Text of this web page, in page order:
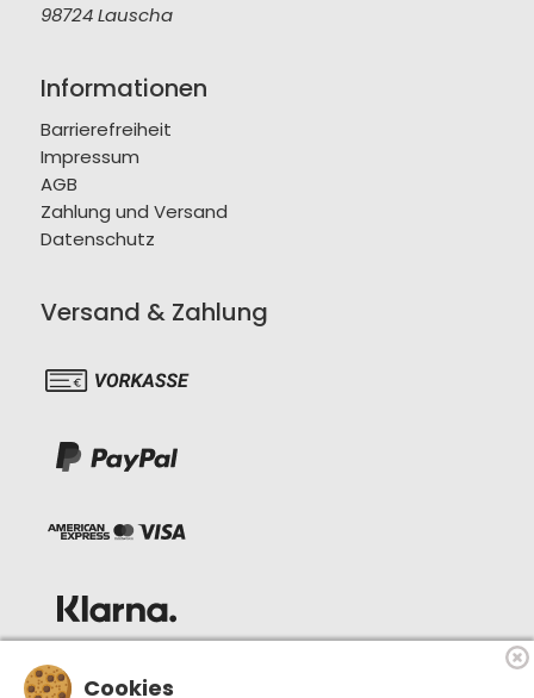
98724 Lauscha
Informationen
Barrierefreiheit
Impressum
AGB
Zahlung und Versand
Datenschutz
Versand & Zahlung
Cookies